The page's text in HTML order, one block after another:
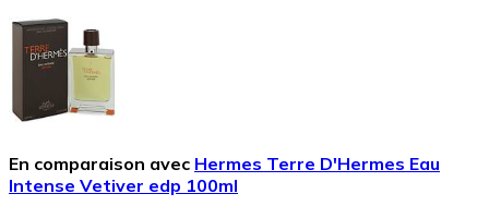
En comparaison avec Hermes Terre D'Hermes Eau
Intense Vetiver edp 100ml